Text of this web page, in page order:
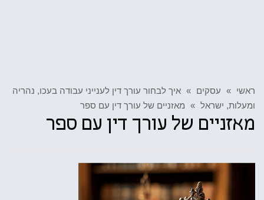
ראשי » עסקים » איך לבחור עורך דין לענייני עבודה בעכו, נהריה
ומעלות, ישראל » מאזניים של עורך דין עם ספר
מאזניים של עורך דין עם ספר